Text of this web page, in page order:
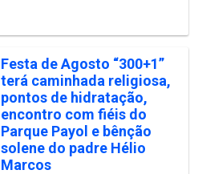
Festa de Agosto “300+1”
terá caminhada religiosa,
pontos de hidratação,
encontro com fiéis do
Parque Payol e bênção
solene do padre Hélio
Marcos